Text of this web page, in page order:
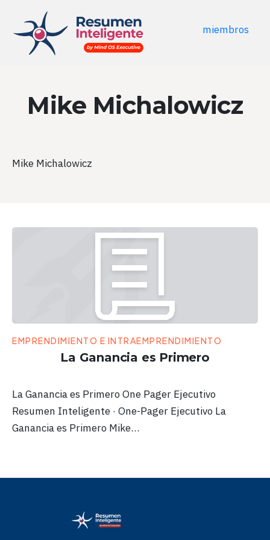
miembros
Mike Michalowicz
Mike Michalowicz
EMPRENDIMIENTO E INTRAEMPRENDIMIENTO
La Ganancia es Primero
La Ganancia es Primero One Pager Ejecutivo
Resumen Inteligente · One-Pager Ejecutivo La
Ganancia es Primero Mike…